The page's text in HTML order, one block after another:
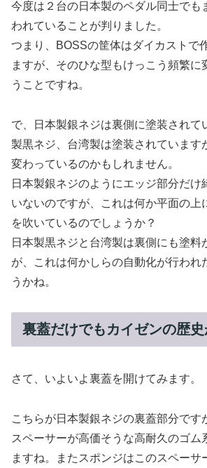
今度は２台の日本製のペダル同士でも
われていることが判りました。
つまり、BOSSの筐体はダイカストで
ますが、そのひな型もけっこう頻繁に
うことですね。
で、日本製銀ネジは裏側に塗装されて
製黒ネジ、台湾製は塗装されています
変わっているのかもしれません。
日本製銀ネジのようにエッジ部分だけ
いないのですが、これは何か平面の上
を吹いているのでしょうか？
日本製黒ネジと台湾製は裏側にも塗料
が、これは何かしらの自動化が行われ
うかね。
裏蓋だけでもカイゼンの歴
さて、いよいよ裏蓋を開けてみます。
こちらが日本製銀ネジの裏蓋部分です
スペーサーが高価そうな高耐久のゴム
ますね。またスポンジはこのスペーサ